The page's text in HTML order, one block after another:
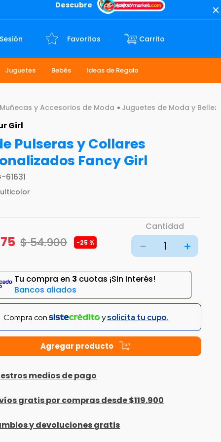
Descubre
Favoritos
Juguetes Bebés Ideas de Regalo
Muñecas y Accesorios de Moda Juguetes de Moda y
Girl
Pulseras y Collares
Fancy Girl
61631
$54.900 -25 %
Cantidad
＋
－
Tu compra en 3 cuotas ¡Sin interés!
Bancos aliados
Compra con ysolicita tu cupo.
medios de pago
gratis por compras desde $119.900
y devoluciones gratis